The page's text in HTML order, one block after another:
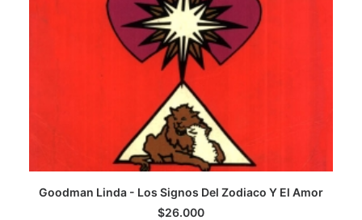
LEER MÁS
Goodman Linda - Los Signos Del Zodiaco Y El Amor
$26.000